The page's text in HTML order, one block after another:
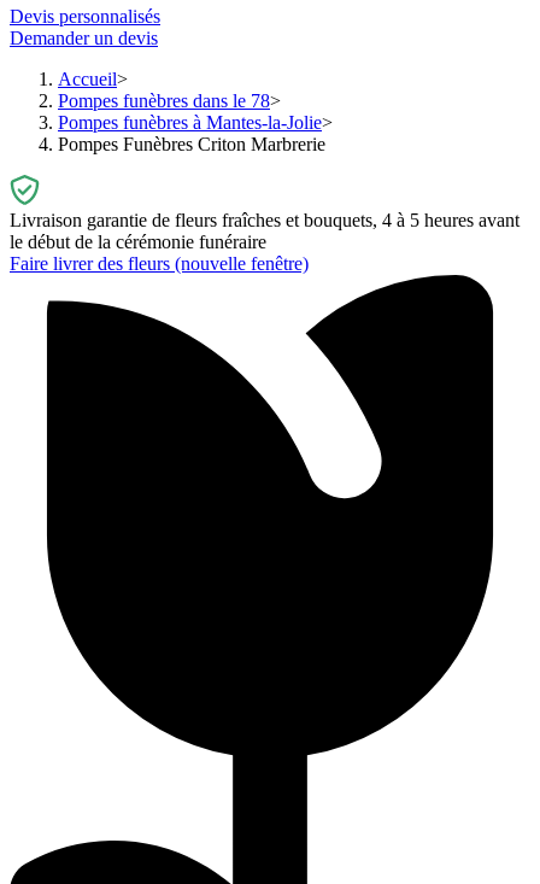
Devis personnalisés
Demander un devis
Accueil
Pompes funèbres dans le 78
Pompes funèbres à Mantes-la-Jolie
Pompes Funèbres Criton Marbrerie
Livraison garantie de fleurs fraîches et bouquets, 4 à 5 heures avant
le début de la cérémonie funéraire
Faire livrer des fleurs (nouvelle fenêtre)